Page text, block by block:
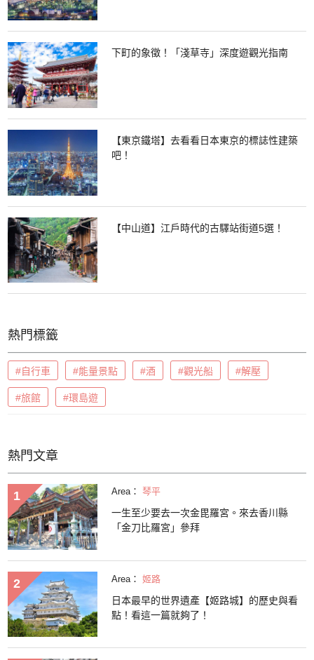
下町的象徵！「淺草寺」深度遊觀光指南
【東京鐵塔】去看看日本東京的標誌性建築
吧！
【中山道】江戶時代的古驛站街道5選！
熱門標籤
#自行車 #能量景點 #酒 #觀光船 #解壓
#旅館 #環島遊
熱門文章
Area： 琴平
一生至少要去一次金毘羅宮。來去香川縣
「金刀比羅宮」參拜
Area： 姬路
日本最早的世界遺產【姬路城】的歷史與看
點！看這一篇就夠了！